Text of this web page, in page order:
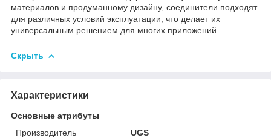
материалов и продуманному дизайну, соединители подходят
для различных условий эксплуатации, что делает их
универсальным решением для многих приложений
Скрыть
Характеристики
Основные атрибуты
Производитель
UGS